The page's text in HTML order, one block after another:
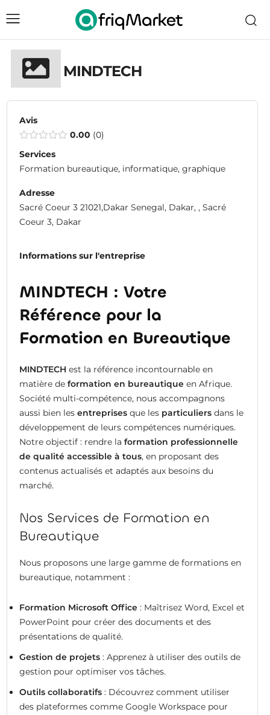
MINDTECH
Avis
0.00 0
Services
Formation bureautique, informatique, graphique
Adresse
Sacré Coeur 3 21021,Dakar Senegal, Dakar, , Sacré
Coeur 3, Dakar
Informations sur l'entreprise
MINDTECH : Votre
Référence pour la
Formation en Bureautique
MINDTECH est la référence incontournable en
matière de formation en bureautiqueen Afrique.
Société multi-compétence, nous accompagnons
aussi bien les entreprisesque les particuliersdans le
développement de leurs compétences numériques.
Notre objectif : rendre la formation professionnelle
de qualité accessible à tous, en proposant des
contenus actualisés et adaptés aux besoins du
marché.
Nos Services de Formation en
Bureautique
Nous proposons une large gamme de formations en
bureautique, notamment :
Formation Microsoft Office: Maîtrisez Word, Excel et
PowerPoint pour créer des documents et des
présentations de qualité.
Gestion de projets: Apprenez à utiliser des outils de
gestion pour optimiser vos tâches.
Outils collaboratifs: Découvrez comment utiliser
des plateformes comme Google Workspace pour